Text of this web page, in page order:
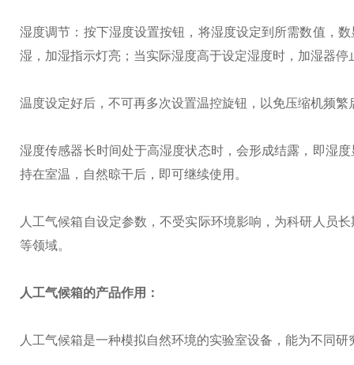
湿度调节：按下湿度设置按钮，将湿度设定到所需数值，
湿，加湿指示灯亮；当实际湿度高于设定湿度时，加湿器
温度设定好后，不可再多次设置温控旋钮，以免压缩机频
湿度传感器长时间处于高湿度状态时，会形成结露，即湿
持在室温，自然晾干后，即可继续使用。
人工气候箱自设定参数，不受实际环境影响，为科研人员
等领域。
人工气候箱的产品作用：
人工气候箱是一种模拟自然环境的实验室设备，能为不同